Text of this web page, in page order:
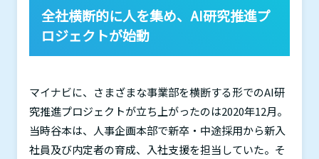
全社横断的に人を集め、 AI研究推進プ
ロジェクトが始動
マイナビに、さまざまな事業部を横断する形でのAI研
究推進プロジェクトが立ち上がったのは2020年12月。
当時谷本は、人事企画本部で新卒・中途採用から新入
社員及び内定者の育成、入社支援を担当していた。そ